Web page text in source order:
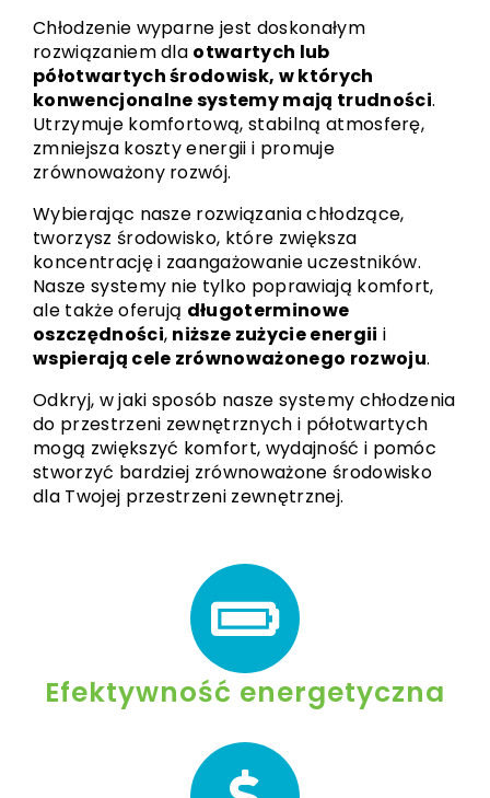
Chłodzenie wyparne jest doskonałym
rozwiązaniem dla otwartych lub
półotwartych środowisk, w których
konwencjonalne systemy mają trudności.
Utrzymuje komfortową, stabilną atmosferę,
zmniejsza koszty energii i promuje
zrównoważony rozwój.
Wybierając nasze rozwiązania chłodzące,
tworzysz środowisko, które zwiększa
koncentrację i zaangażowanie uczestników.
Nasze systemy nie tylko poprawiają komfort,
ale także oferują długoterminowe
oszczędności, niższe zużycie energii i
wspierają cele zrównoważonego rozwoju.
Odkryj, w jaki sposób nasze systemy chłodzenia
do przestrzeni zewnętrznych i półotwartych
mogą zwiększyć komfort, wydajność i pomóc
stworzyć bardziej zrównoważone środowisko
dla Twojej przestrzeni zewnętrznej.
Efektywność energetyczna